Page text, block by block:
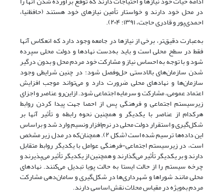
در محل خود دارند و خواستار تأمین نیازهای خود هستند (حافظ‌نیا،
احمدی‌پور و قادری حاجت، ۱۳۹۱: ۲۰۴).
به‌عبارت دقیق‌تر، برخی از نیازها در جامعه وجود دارد که انعکاس آنها
فقط در سطح محلی است و باید به‌دست نهادها و دولت محلی سپرده
شود و با توجه به احساس نیاز و مشارکت خود مردم محل و بدون درگیر
شدن سازمان‌های بالادستی حل‌وفصل شود؛ در چنین شرایطی وجود
سازمان‌ها و نهادهای محلی ضرورت دارد و می‌تواند موجب افزایش
اعتماد عمومی، مشارکت و سرمایه اجتماعی شود. ازاین‌رو عناصر و اجزای
زیرسیستم اجتماعی و فرهنگی پس از احصا جهت پیدا کردن روابط
هرکدام از عناصر با یکدیگر و همچنین نحوه رابطه و تأثیر آنها بر
شکل‌گیری و استقرار دولت محلی در نرم‌افزار ونسیم وارد شد و براساس
این داده‌ها ترسیم‌ شده است (شکل ۲). همچنان‌که در مدل زیر مشخص
است، در زیرسیستم اجتماعی-‌فرهنگی عوامل با یکدیگر روابط متقابل
دارند و بر یکدیگر تأثیر می‌گذارند و همچنین از یکدیگر تأثیر می‌پذیرند و
چرخه سیستم را از حالت ایستا به حالت پویا تبدیل می‌کنند. نهادهای
محلی مانند شوراها و شهرداری‌ها در شکل‌گیری و سامان‌دهی مشارکت
مردم به‌ویژه در مقیاس محلات نقش اساسی دارند.